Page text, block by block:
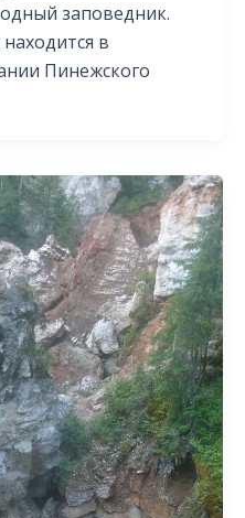
заповедник.
в
Пинежского